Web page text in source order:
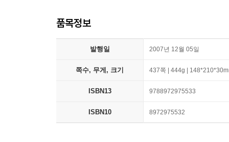
품목정보
발행일 2007년 12월 05일
쪽수, 무게, 크기 437쪽 | 444g |
ISBN13 9788972975533
ISBN10 8972975532